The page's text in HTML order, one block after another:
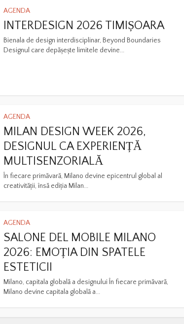
AGENDA
INTERDESIGN 2026 TIMIȘOARA
Bienala de design interdisciplinar, Beyond Boundaries
Designul care depășește limitele devine...
AGENDA
MILAN DESIGN WEEK 2026,
DESIGNUL CA EXPERIENȚĂ
MULTISENZORIALĂ
În fiecare primăvară, Milano devine epicentrul global al
creativității, însă ediția Milan...
AGENDA
SALONE DEL MOBILE MILANO
2026: EMOȚIA DIN SPATELE
ESTETICII
Milano, capitala globală a designului În fiecare primăvară,
Milano devine capitala globală a...